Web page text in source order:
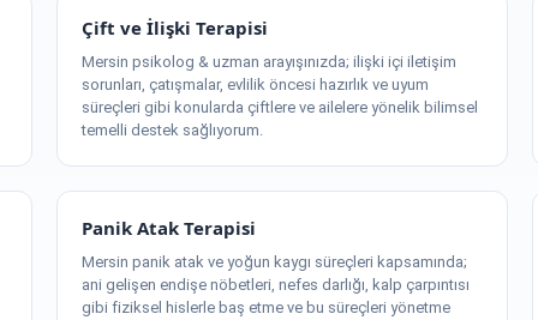
Çift ve İlişki Terapisi
Mersin psikolog & uzman arayışınızda; ilişki içi iletişim
sorunları, çatışmalar, evlilik öncesi hazırlık ve uyum
süreçleri gibi konularda çiftlere ve ailelere yönelik bilimsel
temelli destek sağlıyorum.
Panik Atak Terapisi
Mersin panik atak ve yoğun kaygı süreçleri kapsamında;
ani gelişen endişe nöbetleri, nefes darlığı, kalp çarpıntısı
gibi fiziksel hislerle baş etme ve bu süreçleri yönetme